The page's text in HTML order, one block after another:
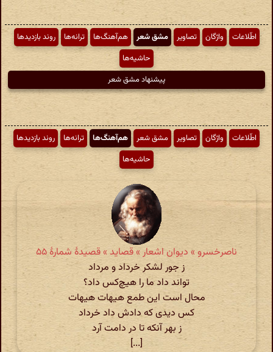
اطّلاعات واژگان تصاویر مشق شعر هم‌آهنگ‌ها ترانه‌ها
روند بازدیدها
حاشیه‌ها
پیشنهاد مشق شعر
اطّلاعات واژگان تصاویر مشق شعر هم‌آهنگ‌ها ترانه‌ها
روند بازدیدها
حاشیه‌ها
ناصرخسرو » دیوان اشعار » قصاید » قصیدهٔ شمارهٔ ۵۵
ز جور لشکر خرداد و مرداد
تواند داد ما را هیچ‌کس داد؟
محال است این طمع هیهات هیهات
کس دیدی که دادش داد خرداد
ز بهر آنکه تا در دامت آرد
[...]